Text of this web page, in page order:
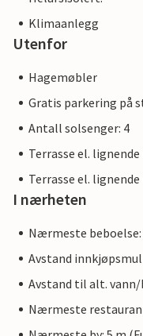
Klimaanlegg
Utenfor
Hagemøbler
Gratis parkering på
Antall solsenger: 4
Terrasse el.
Terrasse el.
I nærheten
Nærmeste beboelse:
Avstand
Avstand til alt. vann/
Nærmeste